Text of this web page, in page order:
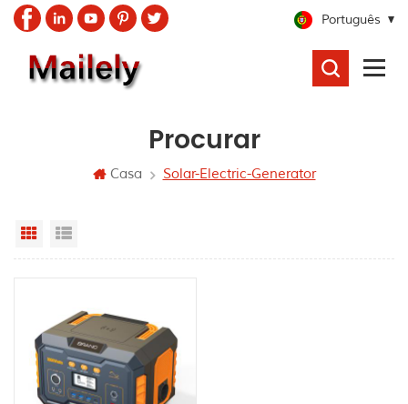
Português
Procurar
Casa Solar-Electric-Generator
Grid View